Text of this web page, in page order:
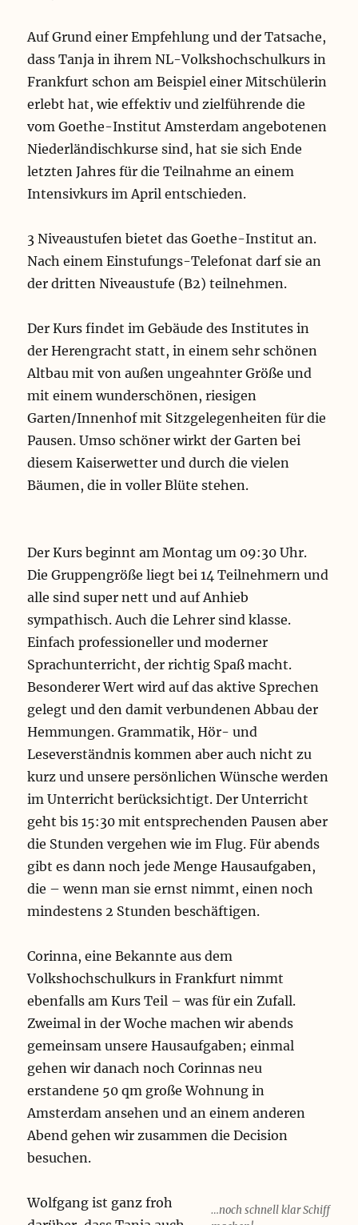
Auf Grund einer Empfehlung und der Tatsache,
dass Tanja in ihrem NL-Volkshochschulkurs in
Frankfurt schon am Beispiel einer Mitschülerin
erlebt hat, wie effektiv und zielführende die
vom Goethe-Institut Amsterdam angebotenen
Niederländischkurse sind, hat sie sich Ende
letzten Jahres für die Teilnahme an einem
Intensivkurs im April entschieden.
3 Niveaustufen bietet das Goethe-Institut an.
Nach einem Einstufungs-Telefonat darf sie an
der dritten Niveaustufe (B2) teilnehmen.
Der Kurs findet im Gebäude des Institutes in
der Herengracht statt, in einem sehr schönen
Altbau mit von außen ungeahnter Größe und
mit einem wunderschönen, riesigen
Garten/Innenhof mit Sitzgelegenheiten für die
Pausen. Umso schöner wirkt der Garten bei
diesem Kaiserwetter und durch die vielen
Bäumen, die in voller Blüte stehen.
Der Kurs beginnt am Montag um 09:30 Uhr.
Die Gruppengröße liegt bei 14 Teilnehmern und
alle sind super nett und auf Anhieb
sympathisch. Auch die Lehrer sind klasse.
Einfach professioneller und moderner
Sprachunterricht, der richtig Spaß macht.
Besonderer Wert wird auf das aktive Sprechen
gelegt und den damit verbundenen Abbau der
Hemmungen. Grammatik, Hör- und
Leseverständnis kommen aber auch nicht zu
kurz und unsere persönlichen Wünsche werden
im Unterricht berücksichtigt. Der Unterricht
geht bis 15:30 mit entsprechenden Pausen aber
die Stunden vergehen wie im Flug. Für abends
gibt es dann noch jede Menge Hausaufgaben,
die – wenn man sie ernst nimmt, einen noch
mindestens 2 Stunden beschäftigen.
Corinna, eine Bekannte aus dem
Volkshochschulkurs in Frankfurt nimmt
ebenfalls am Kurs Teil – was für ein Zufall.
Zweimal in der Woche machen wir abends
gemeinsam unsere Hausaufgaben; einmal
gehen wir danach noch Corinnas neu
erstandene 50 qm große Wohnung in
Amsterdam ansehen und an einem anderen
Abend gehen wir zusammen die Decision
besuchen.
…noch schnell klar Schiff
Wolfgang ist ganz froh